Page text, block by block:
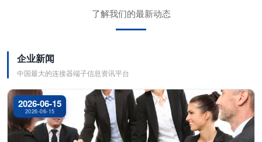
了解我们的最新动态
企业新闻
中国最大的连接器端子信息资讯平台
2026-06-15
2026-06-15